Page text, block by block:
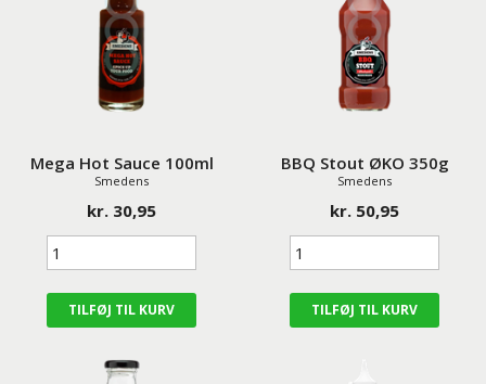
Mega Hot Sauce 100ml
Smedens
kr. 30,95
BBQ Stout ØKO 350g
Smedens
kr. 50,95